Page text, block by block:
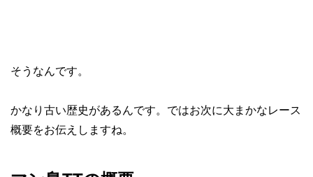
そうなんです。
かなり古い歴史があるんです。ではお次に大まかなレース
概要をお伝えしますね。